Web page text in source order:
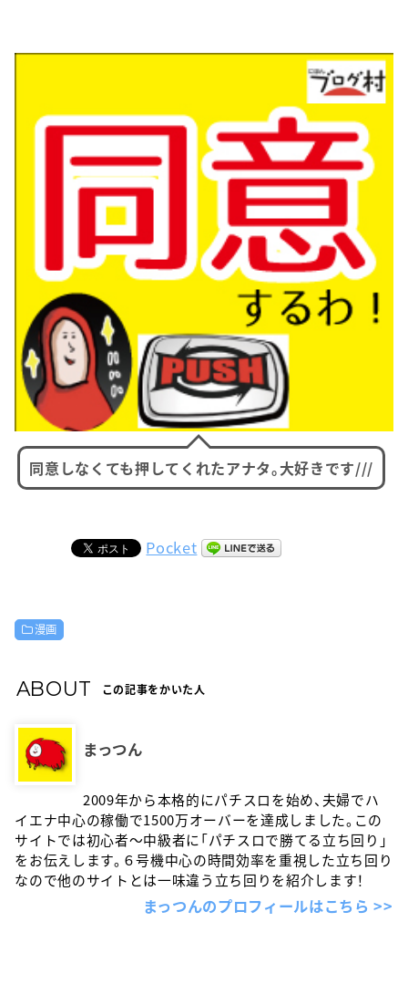
同意しなくても押してくれたアナタ。大好きです///
Pocket
漫画
ABOUT この記事をかいた人
まっつん
2009年から本格的にパチスロを始め、夫婦でハ
イエナ中心の稼働で1500万オーバーを達成しました。この
サイトでは初心者〜中級者に「パチスロで勝てる立ち回り」
をお伝えします。６号機中心の時間効率を重視した立ち回り
なので他のサイトとは一味違う立ち回りを紹介します！
まっつんのプロフィールはこちら >>